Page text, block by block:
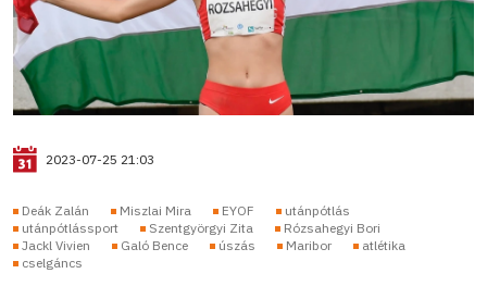
2023-07-25 21:03
Deák Zalán Miszlai Mira EYOF
utánpótlás
utánpótlássport
Szentgyörgyi Zita
Rózsahegyi Bori
Jackl Vivien
Galó Bence úszás Maribor
atlétika
cselgáncs